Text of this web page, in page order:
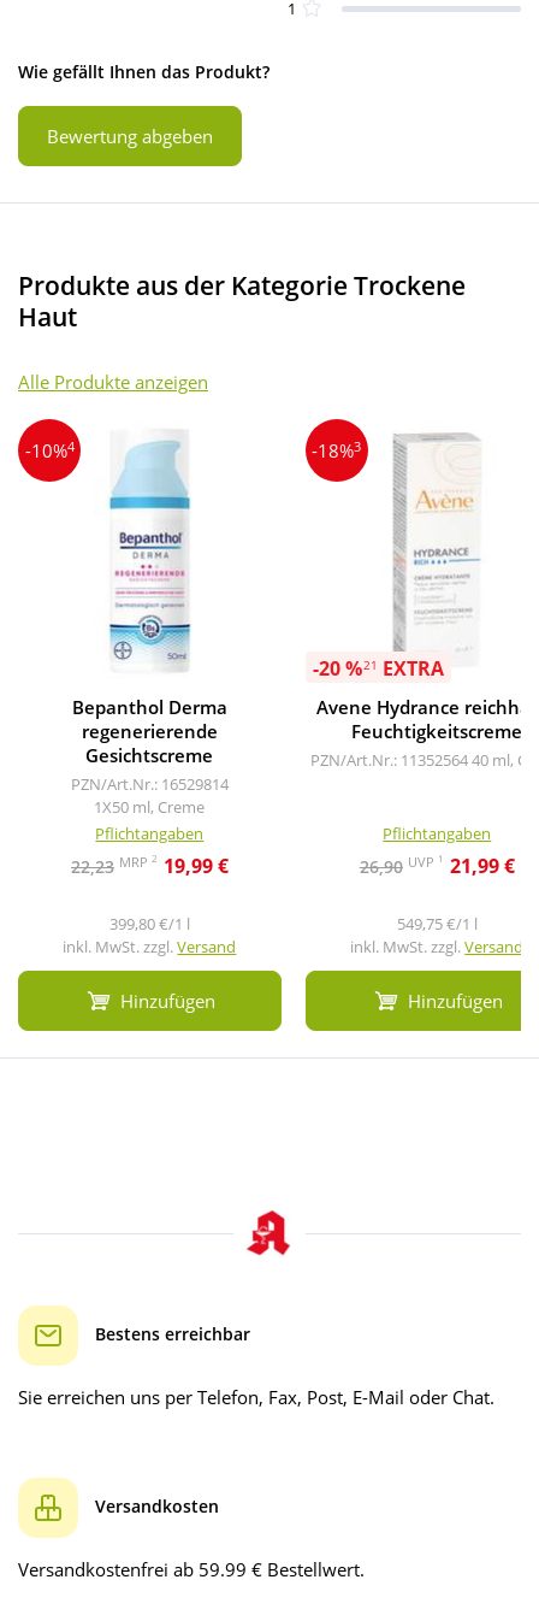
1
Wie gefällt Ihnen das Produkt?
Bewertung abgeben
Produkte aus der Kategorie Trockene
Haut
Alle Produkte anzeigen
-10%4
Bepanthol Derma
regenerierende
Gesichtscreme
PZN/Art.Nr.: 16529814
1X50 ml, Creme
Pflichtangaben
22,23 MRP 2 19,99 €
399,80 €/1 l
inkl. MwSt. zzgl.Versand
Hinzufügen
-18%3
-20 %21 EXTRA
Avene Hydrance
Feuchtigkeitscreme
PZN/Art.Nr.: 1135256440 ml,
Pflichtangaben
26,90 UVP 1 21,99 €
549,75 €/1 l
inkl. MwSt. zzgl.Versand
Hinzufügen
Bestens erreichbar
Sie erreichen uns per Telefon, Fax, Post, E-Mail oder Chat.
Versandkosten
Versandkostenfrei ab 59.99 € Bestellwert.